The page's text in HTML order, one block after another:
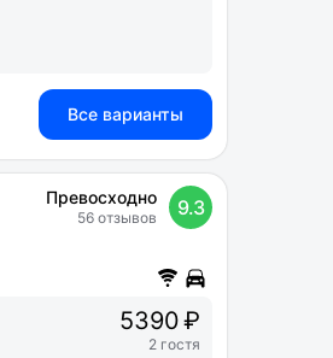
Все варианты
Превосходно
56 отзывов 9.3
5390 ₽
2 гостя